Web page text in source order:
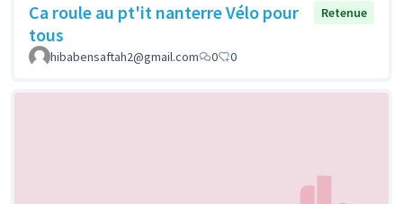
Ca roule au pt'it nanterre Vélo pour
tous
Retenue
hibabensaftah2@gmail.com 0 0